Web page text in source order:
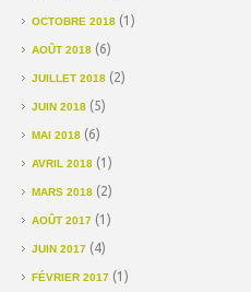
OCTOBRE 2018 (1)
AOÛT 2018 (6)
JUILLET 2018 (2)
JUIN 2018 (5)
MAI 2018 (6)
AVRIL 2018 (1)
MARS 2018 (2)
AOÛT 2017 (1)
JUIN 2017 (4)
FÉVRIER 2017 (1)